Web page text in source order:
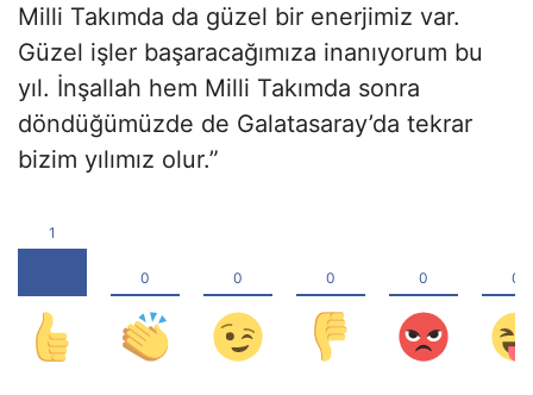
Milli Takımda da güzel bir enerjimiz var.
Güzel işler başaracağımıza inanıyorum bu
yıl. İnşallah hem Milli Takımda sonra
döndüğümüzde de Galatasaray’da tekrar
bizim yılımız olur.”